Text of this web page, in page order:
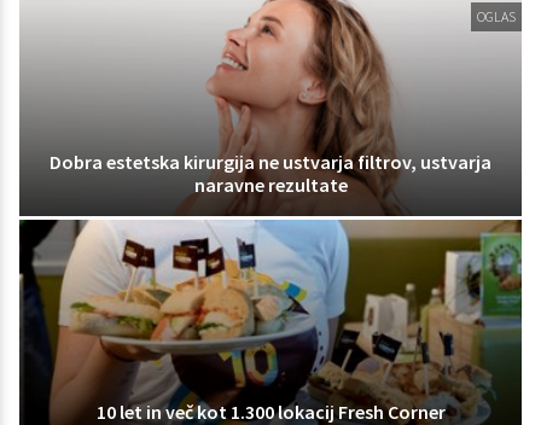
OGLAS
Dobra estetska kirurgija ne ustvarja filtrov, ustvarja
naravne rezultate
10 let in več kot 1.300 lokacij Fresh Corner